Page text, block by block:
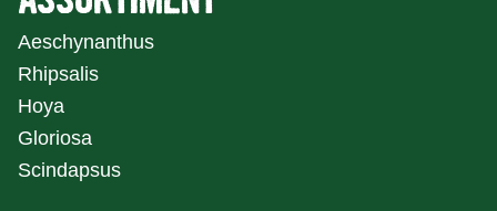
Aeschynanthus
Rhipsalis
Hoya
Gloriosa
Scindapsus